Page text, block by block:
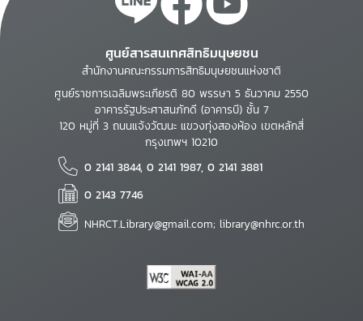
ศูนย์สารสนเทศสิทธิมนุษยชน
สำนักงานคณะกรรมการสิทธิมนุษยชนแห่งชาติ
ศูนย์ราชการเฉลิมพระเกียรติ 80 พรรษา 5 ธันวาคม 2550
อาคารรัฐประศาสนภักดี (อาคารบี) ชั้น 7
120 หมู่ที่ 3 ถนนแจ้งวัฒนะ แขวงทุ่งสองห้อง เขตหลักสี่
กรุงเทพฯ 10210
0 2141 3844, 0 2141 1987, 0 2141 3881
0 2143 7746
NHRCT.Library@gmail.com; library@nhrc.or.th